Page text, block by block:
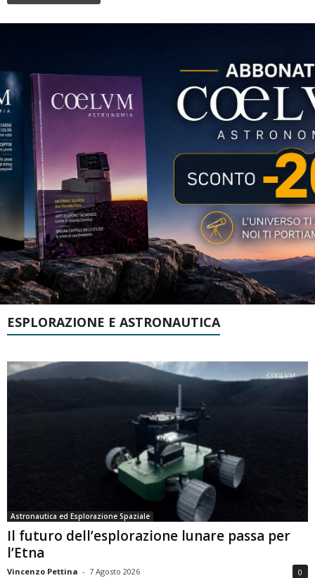
ESPLORAZIONE E ASTRONAUTICA
Astronautica ed Esplorazione Spaziale
Il futuro dell’esplorazione lunare passa per
l’Etna
Vincenzo Pettina - 7 Agosto 2026 0